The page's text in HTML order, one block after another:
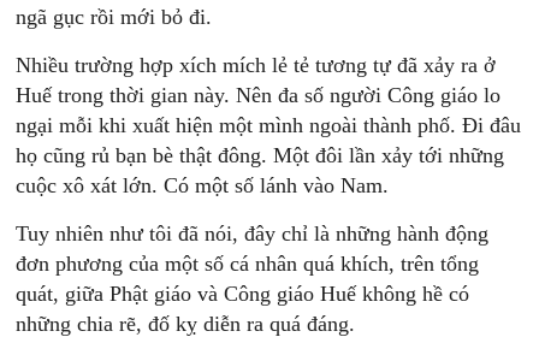
ngã gục rồi mới bỏ đi.
Nhiều trường hợp xích mích lẻ tẻ tương tự đã xảy ra ở
Huế trong thời gian này. Nên đa số người Công giáo lo
ngại mỗi khi xuất hiện một mình ngoài thành phố. Đi đâu
họ cũng rủ bạn bè thật đông. Một đôi lần xảy tới những
cuộc xô xát lớn. Có một số lánh vào Nam.
Tuy nhiên như tôi đã nói, đây chỉ là những hành động
đơn phương của một số cá nhân quá khích, trên tổng
quát, giữa Phật giáo và Công giáo Huế không hề có
những chia rẽ, đố kỵ diễn ra quá đáng.